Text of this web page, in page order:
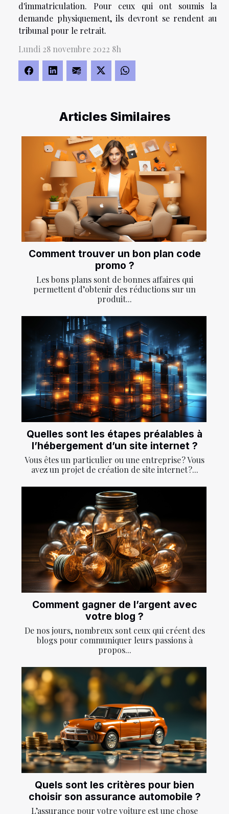
Articles Similaires
Comment trouver un bon plan code
promo ?
Les bons plans sont de bonnes affaires qui
permettent d’obtenir des réductions sur un
produit...
Quelles sont les étapes préalables à
l’hébergement d’un site internet ?
Vous êtes un particulier ou une entreprise ? Vous
avez un projet de création de site internet ?...
Comment gagner de l’argent avec
votre blog ?
De nos jours, nombreux sont ceux qui créent des
blogs pour communiquer leurs passions à
propos...
Quels sont les critères pour bien
choisir son assurance automobile ?
L’assurance pour votre voiture est une chose
d'immatriculation. Pour ceux qui ont soumis la
demande physiquement, ils devront se rendent au
tribunal pour le retrait.
Lundi 28 novembre 2022 8h